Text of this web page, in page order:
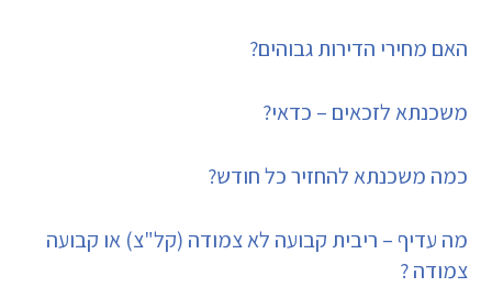
האם מחירי הדירות גבוהים?
משכנתא לזכאים – כדאי?
כמה משכנתא להחזיר כל חודש?
מה עדיף – ריבית קבועה לא צמודה (קל"צ) או קבועה
צמודה ?